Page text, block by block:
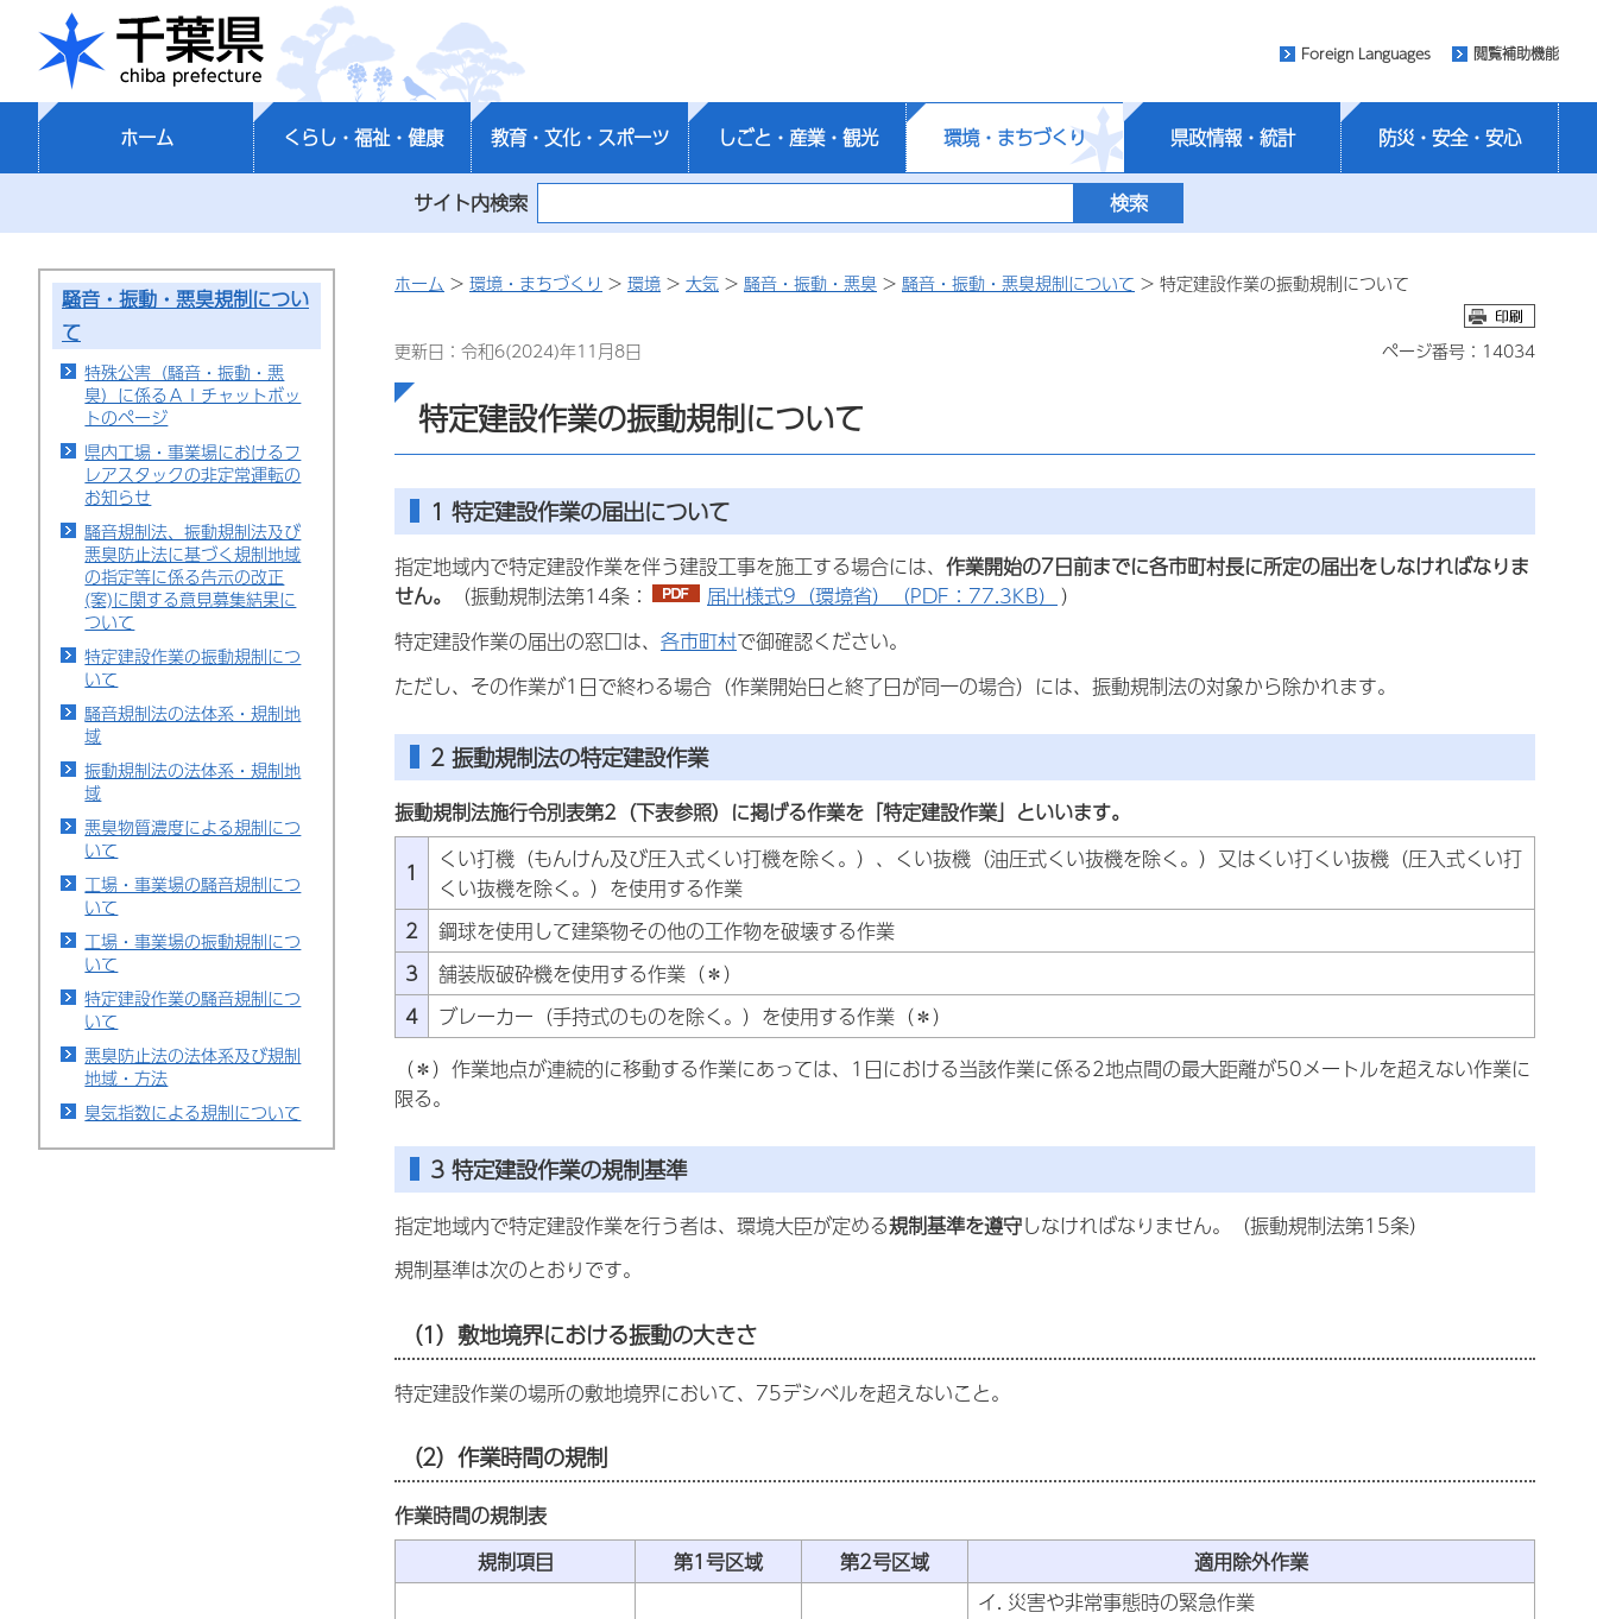
千葉県
Foreign Languages 閲覧補助機能
ホーム くらし・福祉・健康 教育・文化・スポーツ しごと・産業・観光 環境・まちづくり 県政情報・統計 防災・安全・安心
サイト内検索
騒音・振動・悪臭規制につい
て
特殊公害（騒音・振動・悪
臭）に係るＡＩチャットボッ
トのページ
県内工場・事業場におけるフ
レアスタックの非定常運転の
お知らせ
騒音規制法、振動規制法及び
悪臭防止法に基づく規制地域
の指定等に係る告示の改正
(案)に関する意見募集結果に
ついて
特定建設作業の振動規制につ
いて
騒音規制法の法体系・規制地
域
振動規制法の法体系・規制地
域
悪臭物質濃度による規制につ
いて
工場・事業場の騒音規制につ
いて
工場・事業場の振動規制につ
いて
特定建設作業の騒音規制につ
いて
悪臭防止法の法体系及び規制
地域・方法
臭気指数による規制について
ホーム > 環境・まちづくり > 環境 > 大気 > 騒音・振動・悪臭 > 騒音・振動・悪臭規制について > 特定建設作業の振動規制について
更新日：令和6(2024)年11月8日 ページ番号：14034
特定建設作業の振動規制について
1 特定建設作業の届出について
指定地域内で特定建設作業を伴う建設工事を施工する場合には、 作業開始の7日前までに各市町村長に所定の届出をしなければなりま
せん。
（振動規制法第14条： 届出様式9（環境省）（PDF：77.3KB） ）
特定建設作業の届出の窓口は、 各市町村で御確認ください。
ただし、その作業が1日で終わる場合（作業開始日と終了日が同一の場合）には、振動規制法の対象から除かれます。
2 振動規制法の特定建設作業
振動規制法施行令別表第2（下表参照）に掲げる作業を「特定建設作業」といいます。
1
くい打機（もんけん及び圧入式くい打機を除く。）、くい抜機（油圧式くい抜機を除く。）又はくい打くい抜機（圧入式くい打
くい抜機を除く。）を使用する作業
2
鋼球を使用して建築物その他の工作物を破壊する作業
3
舗装版破砕機を使用する作業（＊）
4
ブレーカー（手持式のものを除く。）を使用する作業（＊）
（＊）作業地点が連続的に移動する作業にあっては、1日における当該作業に係る2地点間の最大距離が50メートルを超えない作業に
限る。
3 特定建設作業の規制基準
指定地域内で特定建設作業を行う者は、環境大臣が定める規制基準を遵守しなければなりません。（振動規制法第15条）
規制基準は次のとおりです。
（1）敷地境界における振動の大きさ
特定建設作業の場所の敷地境界において、75デシベルを超えないこと。
（2）作業時間の規制
作業時間の規制表
規制項目
第1号区域 第2号区域 適用除外作業
イ. 災害や非常事態時の緊急作業